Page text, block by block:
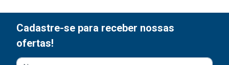
Cadastre-se para receber nossas
ofertas!